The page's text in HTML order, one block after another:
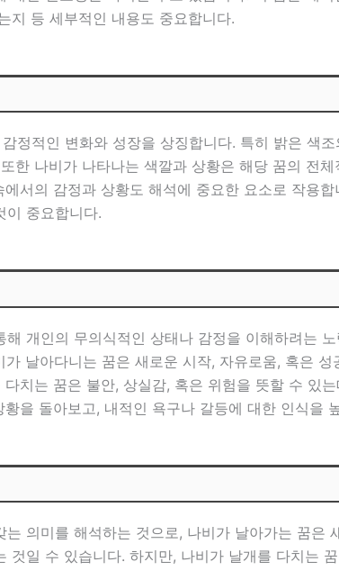
지 등 세부적인 내용도 중요합니다.
정적인 변화와 성장을 상징합니다. 특히 밝은 색
한 나비가 나타나는 색깔과 상황은 해당 꿈의 전
서의 감정과 상황도 해석에 중요한 요소로 작용
이 중요합니다.
개인의 무의식적인 상태나 감정을 이해하려는
날아다니는 꿈은 새로운 시작, 자유로움, 혹은
치는 꿈은 불안, 상실감, 혹은 위험을 뜻할 수 있
을 돌아보고, 내적인 욕구나 갈등에 대한 인식을
의미를 해석하는 것으로, 나비가 날아가는 꿈은
것일 수 있습니다. 하지만, 나비가 날개를 다치는